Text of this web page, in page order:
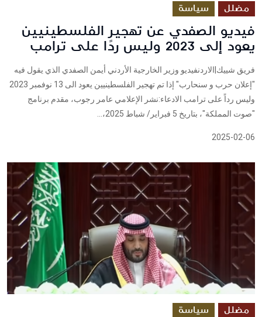
مضلل سياسة
فيديو الصفدي عن تهجير الفلسطينيين
يعود إلى 2023 وليس ردًا على ترامب
فريق شييك|الاردنفيديو وزير الخارجية الأردني أيمن الصفدي الذي يقول فيه
"إعلان حرب و سنحارب" إذا تم تهجير الفلسطينيين يعود الى 13 نوفمبر 2023
وليس رداً على ترامب الادعاء:نشر الإعلامي عامر رجوب، مقدم برنامج
"صوت المملكة"، بتاريخ 5 فبراير/ شباط 2025،...
2025-02-06
مضلل سياسة